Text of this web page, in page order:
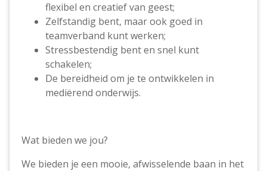
flexibel en creatief van geest;
Zelfstandig bent, maar ook goed in
teamverband kunt werken;
Stressbestendig bent en snel kunt
schakelen;
De bereidheid om je te ontwikkelen in
mediërend onderwijs.
Wat bieden we jou?
We bieden je een mooie, afwisselende baan in het